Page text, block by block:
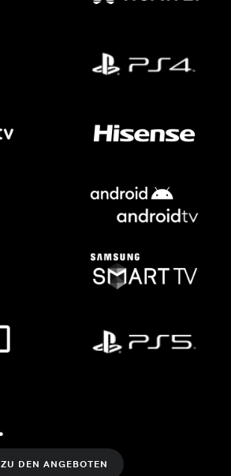
ZU DEN ANGEBOTEN